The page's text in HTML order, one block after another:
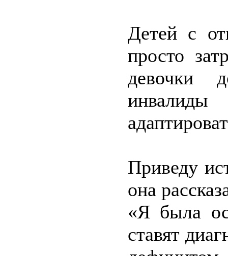
Детей с
просто
девочки
Приведу
она
«Я была
ставят